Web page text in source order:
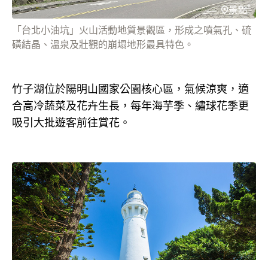
「台北小油坑」火山活動地質景觀區，形成之噴氣孔、硫
磺結晶、溫泉及壯觀的崩塌地形最具特色。
竹子湖位於陽明山國家公園核心區，氣候涼爽，適
合高冷蔬菜及花卉生長，每年海芋季、繡球花季更
吸引大批遊客前往賞花。